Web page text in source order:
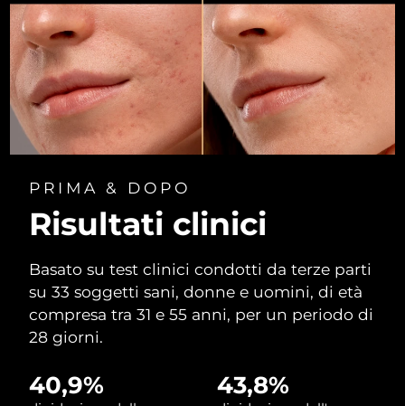
PRIMA & DOPO
Risultati clinici
Basato su test clinici condotti da terze parti
su 33 soggetti sani, donne e uomini, di età
compresa tra 31 e 55 anni, per un periodo di
28 giorni.
40,9% 43,8%
Filippine Consegna stimata 8/12/26
Polonia Consegna stimata 8/10/26
Portogallo Consegna stimata8/9/26
Portorico Consegna stimata8/11/26
Qatar
Riunione Consegna stimata
Romania Consegna stimata 8/9/26
Russia Consegna stimata8/17/26
Singapore Consegna stimata